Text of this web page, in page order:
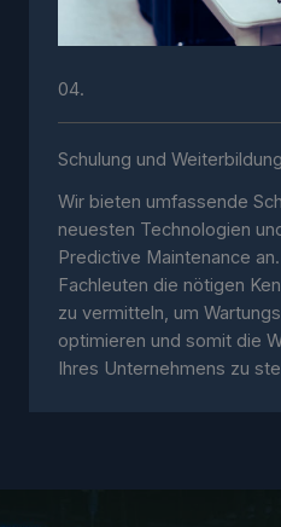
04.
Schulung und Weiterbildung
Wir bieten umfassende
neuesten Technologien
Predictive Maintenance
Fachleuten die nötigen
zu vermitteln, um
optimieren und somit die
Ihres Unternehmens zu